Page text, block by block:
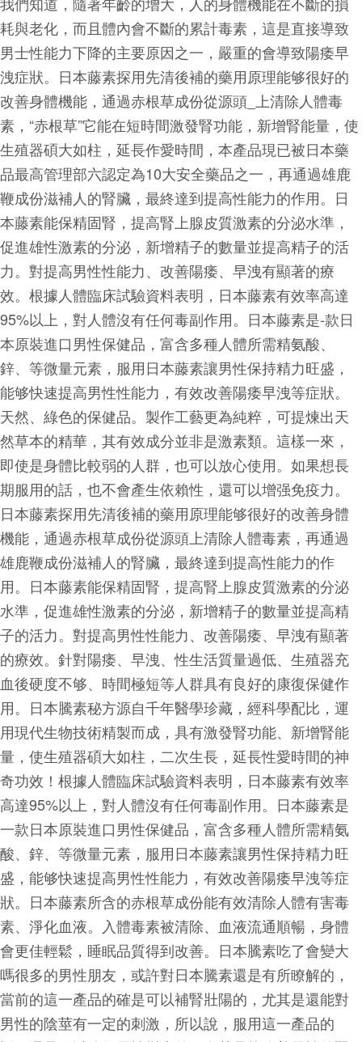
耗與老化，而且體內會不斷的累計毒素，這是直接導致
男士性能力下降的主要原因之一，嚴重的會導致陽痿早
洩症狀。日本藤素探用先清後補的藥用原理能够很好的
改善身體機能，通過赤根草成份從源頭_上清除人體毒
素，“赤根草”它能在短時間激發腎功能，新增腎能量，使
生殖器碩大如柱，延長作愛時間，本產品現已被日本藥
品最高管理部六認定為10大安全藥品之一，再通過雄鹿
鞭成份滋補人的腎臟，最終達到提高性能力的作用。日
本藤素能保精固腎，提高腎上腺皮質激素的分泌水準，
促進雄性激素的分泌，新增精子的數量並提高精子的活
力。對提高男性性能力、改善陽痿、早洩有顯著的療
效。根據人體臨床試驗資料表明，日本藤素有效率高達
95%以上，對人體沒有任何毒副作用。日本藤素是-款日
本原裝進口男性保健品，富含多種人體所需精氨酸、
鋅、等微量元素，服用日本藤素讓男性保持精力旺盛，
能够快速提高男性性能力，有效改善陽痿早洩等症狀。
天然、綠色的保健品。製作工藝更為純粹，可提煉出天
然草本的精華，其有效成分並非是激素類。這樣一來，
即使是身體比較弱的人群，也可以放心使用。如果想長
期服用的話，也不會產生依賴性，還可以增强免疫力。
日本藤素探用先清後補的藥用原理能够很好的改善身體
機能，通過赤根草成份從源頭上清除人體毒素，再通過
雄鹿鞭成份滋補人的腎臟，最終達到提高性能力的作
用。日本藤素能保精固腎，提高腎上腺皮質激素的分泌
水準，促進雄性激素的分泌，新增精子的數量並提高精
子的活力。對提高男性性能力、改善陽痿、早洩有顯著
的療效。針對陽痿、早洩、性生活質量過低、生殖器充
血後硬度不够、時間極短等人群具有良好的康復保健作
用。日本騰素秘方源自千年醫學珍藏，經科學配比，運
用現代生物技術精製而成，具有激發腎功能、新增腎能
量，使生殖器碩大如柱，二次生長，延長性愛時間的神
奇功效！根據人體臨床試驗資料表明，日本藤素有效率
高達95%以上，對人體沒有任何毒副作用。日本藤素是
一款日本原裝進口男性保健品，富含多種人體所需精氨
酸、鋅、等微量元素，服用日本藤素讓男性保持精力旺
盛，能够快速提高男性性能力，有效改善陽痿早洩等症
狀。日本藤素所含的赤根草成份能有效清除人體有害毒
素、淨化血液。入體毒素被清除、血液流通順暢，身體
會更佳輕鬆，睡眠品質得到改善。日本騰素吃了會變大
嗎很多的男性朋友，或許對日本騰素還是有所瞭解的，
當前的這一產品的確是可以補腎壯陽的，尤其是還能對
男性的陰莖有一定的刺激，所以說，服用這一產品的